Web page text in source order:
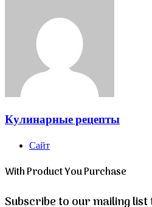
Кулинарные рецепты
Сайт
With Product You Purchase
Subscribe to our mailing